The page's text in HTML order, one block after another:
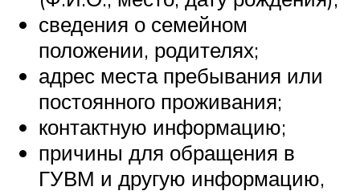
сведения о семейном
положении, родителях;
адрес места пребывания или
постоянного проживания;
контактную информацию;
причины для обращения в
ГУВМ и другую информацию,